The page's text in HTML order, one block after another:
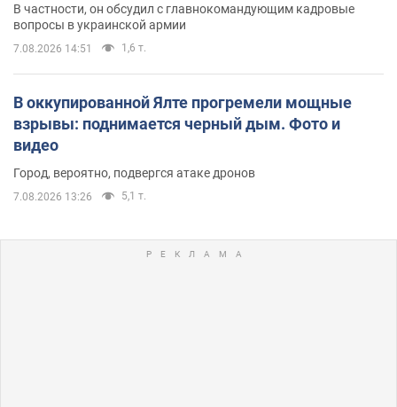
В частности, он обсудил с главнокомандующим кадровые
вопросы в украинской армии
7.08.2026 14:51 1,6 т.
В оккупированной Ялте прогремели мощные
взрывы: поднимается черный дым. Фото и
видео
Город, вероятно, подвергся атаке дронов
7.08.2026 13:26 5,1 т.